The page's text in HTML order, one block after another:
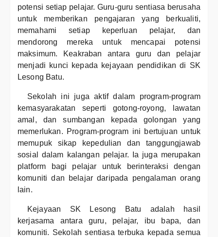
potensi setiap pelajar. Guru-guru sentiasa berusaha
untuk memberikan pengajaran yang berkualiti,
memahami setiap keperluan pelajar, dan
mendorong mereka untuk mencapai potensi
maksimum. Keakraban antara guru dan pelajar
menjadi kunci kepada kejayaan pendidikan di SK
Lesong Batu.
Sekolah ini juga aktif dalam program-program
kemasyarakatan seperti gotong-royong, lawatan
amal, dan sumbangan kepada golongan yang
memerlukan. Program-program ini bertujuan untuk
memupuk sikap kepedulian dan tanggungjawab
sosial dalam kalangan pelajar. Ia juga merupakan
platform bagi pelajar untuk berinteraksi dengan
komuniti dan belajar daripada pengalaman orang
lain.
Kejayaan SK Lesong Batu adalah hasil
kerjasama antara guru, pelajar, ibu bapa, dan
komuniti. Sekolah sentiasa terbuka kepada semua